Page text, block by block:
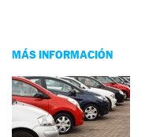
MÁS INFORMACIÓN